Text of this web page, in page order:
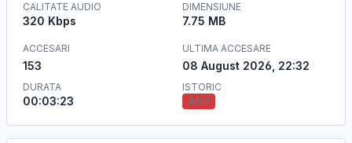
CALITATE AUDIO
320 Kbps
DIMENSIUNE
7.75 MB
ACCESARI
153
DURATA
00:03:23
ULTIMA ACCESARE
08 August 2026, 22:32
ISTORIC
ADV